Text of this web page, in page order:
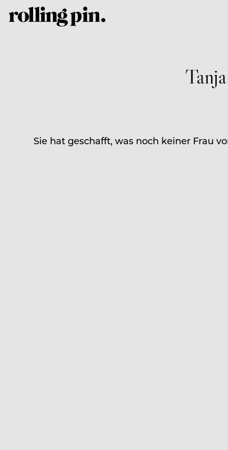
Sie hat geschafft, was noch keiner Frau